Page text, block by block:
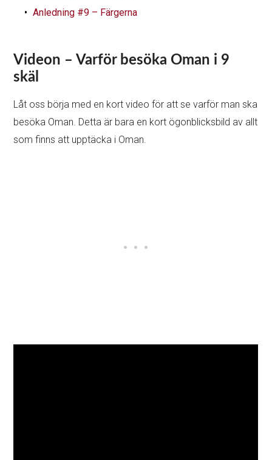
Anledning #9 – Färgerna
Videon – Varför besöka Oman i 9
skäl
Låt oss börja med en kort video för att se varför man ska
besöka Oman. Detta är bara en kort ögonblicksbild av allt
som finns att upptäcka i Oman.